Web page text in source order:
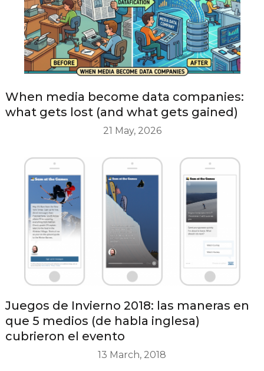
When media become data companies:
what gets lost (and what gets gained)
21 May, 2026
Juegos de Invierno 2018: las maneras en
que 5 medios (de habla inglesa)
cubrieron el evento
13 March, 2018